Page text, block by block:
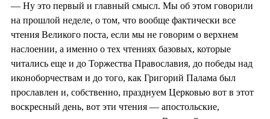
— Ну это первый и главный смысл. Мы об этом говорили
на прошлой неделе, о том, что вообще фактически все
чтения Великого поста, если мы не говорим о верхнем
наслоении, а именно о тех чтениях базовых, которые
читались еще и до Торжества Православия, до победы над
иконоборчествам и до того, как Григорий Палама был
прославлен и, собственно, празднуем Церковью вот в этот
воскресный день, вот эти чтения — апостольские,